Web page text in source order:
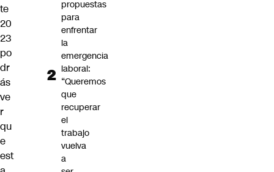
te
20
23
po
dr
ás
ve
r
qu
e
est
propuestas
para
enfrentar
la
emergencia
laboral:
“Queremos
que
recuperar
el
trabajo
vuelva
a